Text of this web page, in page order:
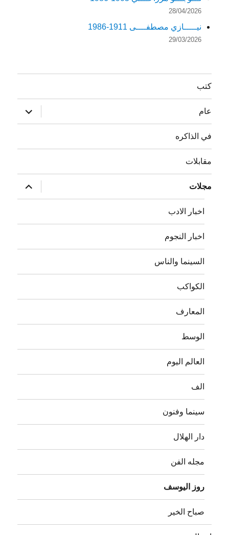
28/04/2026
نيـــــازي مصطفــــى 1911-1986
29/03/2026
كتب
عام
توسيع
القائمة
الفرعية
في الذاكره
مقابلات
مجلات
توسيع
القائمة
الفرعية
اخبار الادب
اخبار النجوم
السينما والناس
الكواكب
المعارف
الوسط
العالم اليوم
الف
سينما وفنون
دار الهلال
مجله الفن
روز اليوسف
صباح الخير